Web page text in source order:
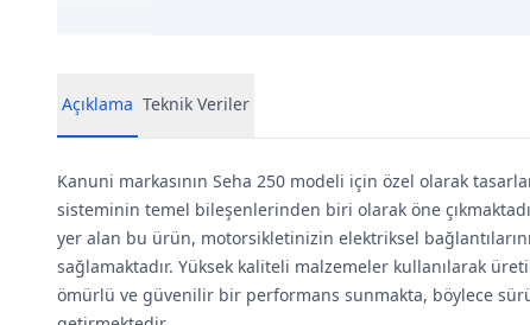
Açıklama Teknik Veriler
Kanuni markasının Seha 250 modeli için özel olarak
sisteminin temel bileşenlerinden biri olarak öne
yer alan bu ürün, motorsikletinizin elektriksel
sağlamaktadır. Yüksek kaliteli malzemeler kullanılarak
ömürlü ve güvenilir bir performans sunmakta, böylece